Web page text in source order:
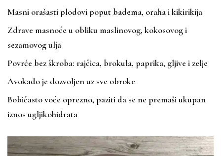
Masni orašasti plodovi poput badema, oraha i kikirikija
Zdrave masnoće u obliku maslinovog, kokosovog i
sezamovog ulja
Povrće bez škroba: rajčica, brokula, paprika, gljive i zelje
Avokado je dozvoljen uz sve obroke
Bobičasto voće oprezno, paziti da se ne premaši ukupan
iznos ugljikohidrata